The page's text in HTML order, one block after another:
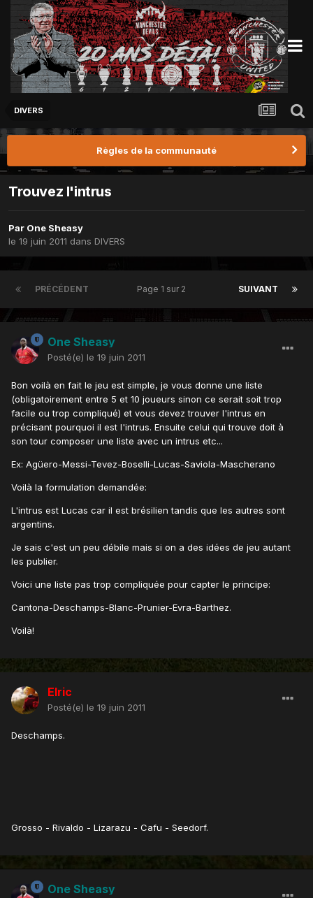
DIVERS
Règles de la communauté
Trouvez l'intrus
Par One Sheasy
le 19 juin 2011 dans DIVERS
PRÉCÉDENT SUIVANT
Page 1 sur 2
One Sheasy
Posté(e) le 19 juin 2011
Bon voilà en fait le jeu est simple, je vous donne une liste
(obligatoirement entre 5 et 10 joueurs sinon ce serait soit trop
facile ou trop compliqué) et vous devez trouver l'intrus en
précisant pourquoi il est l'intrus. Ensuite celui qui trouve doit à
son tour composer une liste avec un intrus etc...
Ex: Agüero-Messi-Tevez-Boselli-Lucas-Saviola-Mascherano
Voilà la formulation demandée:
L'intrus est Lucas car il est brésilien tandis que les autres sont
argentins.
Je sais c'est un peu débile mais si on a des idées de jeu autant
les publier.
Voici une liste pas trop compliquée pour capter le principe:
Cantona-Deschamps-Blanc-Prunier-Evra-Barthez.
Voilà!
Elric
Posté(e) le 19 juin 2011
Deschamps.
Grosso - Rivaldo - Lizarazu - Cafu - Seedorf.
One Sheasy